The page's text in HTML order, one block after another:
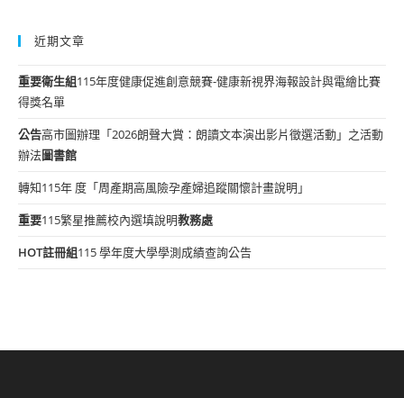
近期文章
重要衛生組115年度健康促進創意競賽-健康新視界海報設計與電繪比賽
得獎名單
公告高市圖辦理「2026朗聲大賞：朗讀文本演出影片徵選活動」之活動
辦法圖書館
轉知115年 度「周產期高風險孕產婦追蹤關懷計畫說明」
重要115繁星推薦校內選填說明教務處
HOT註冊組115 學年度大學學測成績查詢公告